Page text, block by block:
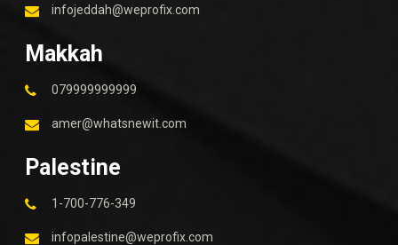
infojeddah@weprofix.com
Makkah
079999999999
amer@whatsnewit.com
Palestine
1-700-776-349
infopalestine@weprofix.com